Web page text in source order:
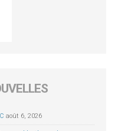
août 6, 2026